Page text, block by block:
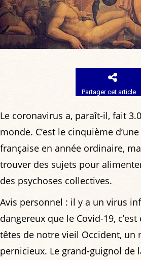
Partager cet article
Le coronavirus a, paraît-il, fait
monde. C’est le cinquième
française en année ordinaire,
trouver des sujets pour
des psychoses collectives.
Avis personnel : il y a un virus
dangereux que le Covid-19,
têtes de notre vieil Occident, un
pernicieux. Le grand-guignol de